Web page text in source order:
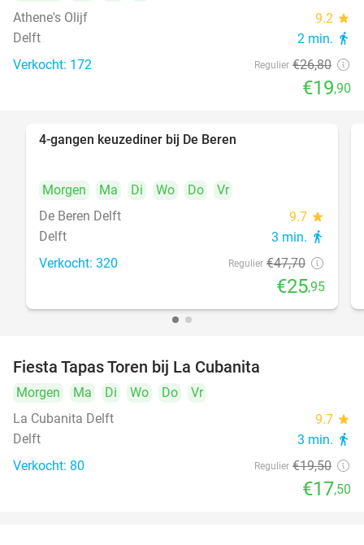
Athene's Olijf
9.2 star
Delft 2 min. directions_walk
Verkocht: 172 Regulier €26,80
€19,90
4-gangen keuzediner bij De Beren
Morgen Ma Di Wo Do
Vr
De Beren Delft
9.7 star
Delft 3 min. directions_walk
Verkocht: 320 Regulier €47,70
€25,95
Fiesta Tapas Toren bij La Cubanita
Morgen Ma Di Wo Do
Vr
La Cubanita Delft
9.7 star
Delft 3 min. directions_walk
Verkocht: 80 Regulier €19,50
€17,50